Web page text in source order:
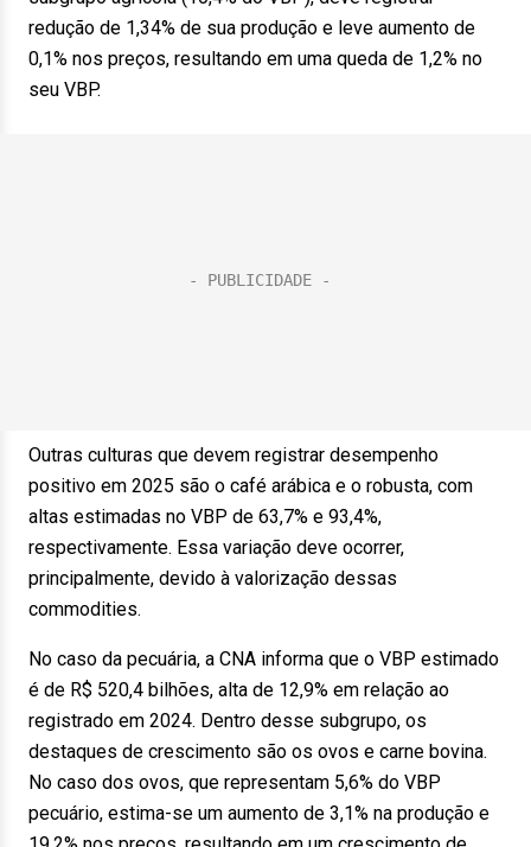
redução de 1,34% de sua produção e leve aumento de
0,1% nos preços, resultando em uma queda de 1,2% no
seu VBP.
Outras culturas que devem registrar desempenho
positivo em 2025 são o café arábica e o robusta, com
altas estimadas no VBP de 63,7% e 93,4%,
respectivamente. Essa variação deve ocorrer,
principalmente, devido à valorização dessas
commodities.
No caso da pecuária, a CNA informa que o VBP estimado
é de R$ 520,4 bilhões, alta de 12,9% em relação ao
registrado em 2024. Dentro desse subgrupo, os
destaques de crescimento são os ovos e carne bovina.
No caso dos ovos, que representam 5,6% do VBP
pecuário, estima-se um aumento de 3,1% na produção e